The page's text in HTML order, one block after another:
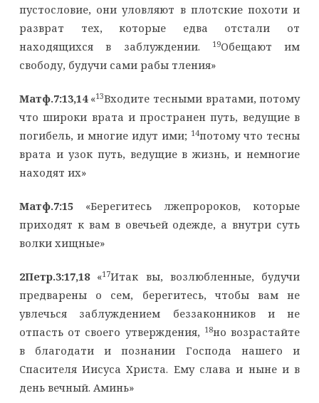
пустословие, они уловляют в плотские похоти и
разврат тех, которые едва отстали от
находящихся в заблуждении.
19Обещают им
свободу, будучи сами рабы тления»
Матф.7:13,14«13Входите тесными вратами, потому
что широки врата и пространен путь, ведущие в
погибель, и многие идут ими; 14потому что тесны
врата и узок путь, ведущие в жизнь, и немногие
находят их»
Матф.7:15«Берегитесь лжепророков, которые
приходят к вам в овечьей одежде, а внутри суть
волки хищные»
2Петр.3:17,18«17Итак вы, возлюбленные, будучи
предварены о сем, берегитесь, чтобы вам не
увлечься заблуждением беззаконников и не
отпасть от своего утверждения, 18но возрастайте
в благодати и познании Господа нашего и
Спасителя Иисуса Христа. Ему слава и ныне и в
день вечный. Аминь»